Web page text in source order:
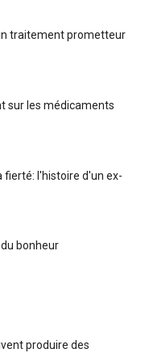
traitement prometteur
sur les médicaments
fierté: l'histoire d'un ex-
bonheur
produire des